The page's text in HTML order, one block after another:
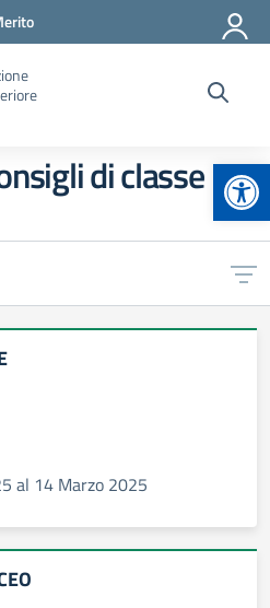
di classe
al 14 Marzo 2025